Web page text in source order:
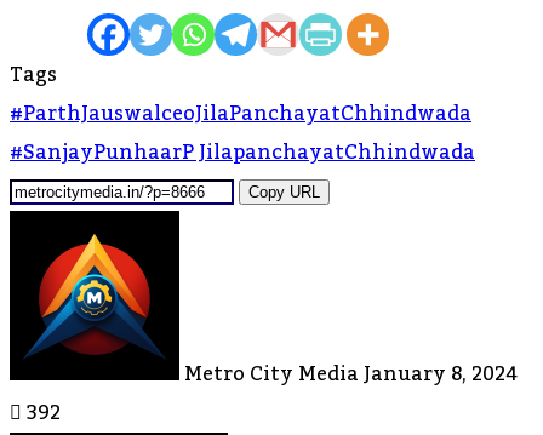
Tags
#parthJauswalceoJilaPanchayatChhindwada
#SanjayPunhaarP JilapanchayatChhindwada
Copy URL
Metro City MediaJanuary 8, 2024
392